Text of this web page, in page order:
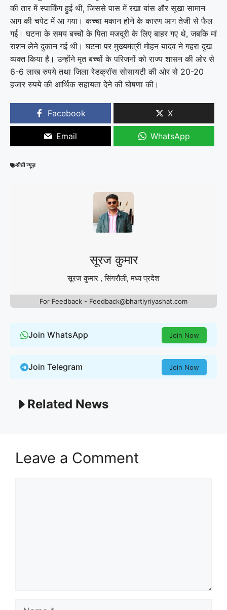
की तार में स्पार्किंग हुई थी, जिससे पास में रखा बांस और सूखा सामान
आग की चपेट में आ गया। कच्चा मकान होने के कारण आग तेजी से फैल
गई। घटना के समय बच्चों के पिता मजदूरी के लिए बाहर गए थे, जबकि मां
राशन लेने दुकान गई थी। घटना पर मुख्यमंत्री मोहन यादव ने गहरा दुख
व्यक्त किया है। उन्होंने मृत बच्चों के परिजनों को राज्य शासन की ओर से
6-6 लाख रुपये तथा जिला रेडक्रॉस सोसायटी की ओर से 20-20
हजार रुपये की आर्थिक सहायता देने की घोषणा की।
Facebook X
Email WhatsApp
सीधी न्यूज़
सूरज कुमार
सूरज कुमार , सिंगरौली, मध्य प्रदेश
For Feedback - Feedback@bhartiyriyashat.com
Join WhatsApp Join Now
Join Telegram Join Now
Related News
Leave a Comment